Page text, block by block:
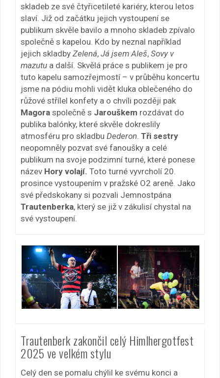
skladeb ze své čtyřicetileté kariéry, kterou letos
slaví. Již od začátku jejich vystoupení se
publikum skvěle bavilo a mnoho skladeb zpívalo
společně s kapelou. Kdo by neznal například
jejich skladby Zelená, Já jsem Aleš, Sovy v
mazutu a další. Skvělá práce s publikem je pro
tuto kapelu samozřejmostí – v průběhu koncertu
jsme na pódiu mohli vidět kluka oblečeného do
růžové střílel konfety a o chvíli později pak
Magora společně s Jarouškem rozdávat do
publika balónky, které skvěle dokreslily
atmosféru pro skladbu Dederon Tři sestry
neopomněly pozvat své fanoušky a celé
publikum na svoje podzimní turné, které ponese
název Hory volají. Toto turné vyvrcholí 20.
prosince vystoupením v pražské O2 areně. Jako
své předskokany si pozvali Jemnostpána
Trautenberka, který se již v zákulisí chystal na
své vystoupení.
Trautenberk zakončil celý Himlhergotfest
2025 ve velkém stylu
Celý den se pomalu chýlil ke svému konci a